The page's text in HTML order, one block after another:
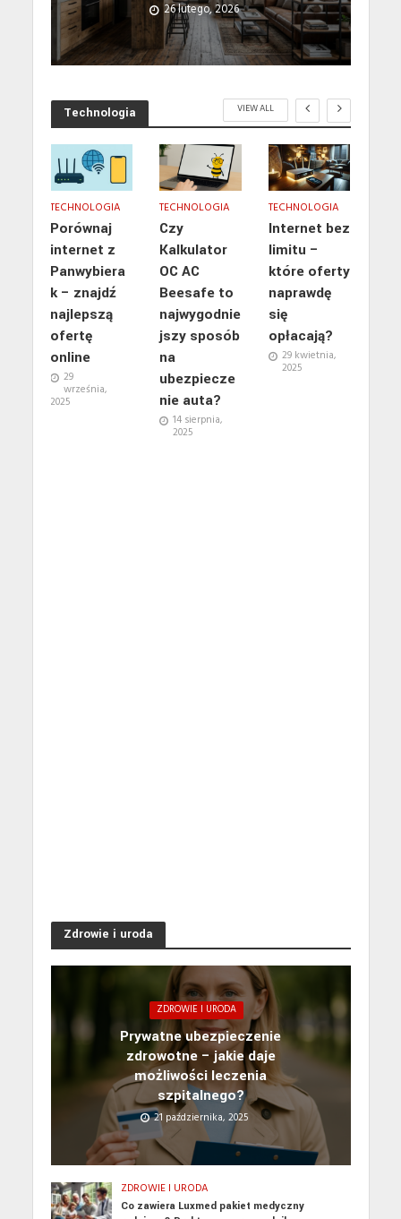
26 lutego, 2026
Technologia VIEW ALL
TECHNOLOGIA
Porównaj
internet z
Panwybiera
k – znajdź
najlepszą
ofertę
online
29
września,
2025
TECHNOLOGIA
Czy
Kalkulator
OC AC
Beesafe to
najwygodnie
jszy sposób
na
ubezpiecze
nie auta?
14 sierpnia,
2025
TECHNOLOGIA
Internet bez
limitu –
które oferty
naprawdę
się
opłacają?
29 kwietnia,
2025
Zdrowie i uroda
ZDROWIE I URODA
Prywatne ubezpieczenie
zdrowotne – jakie daje
możliwości leczenia
szpitalnego?
21 października, 2025
ZDROWIE I URODA
Co zawiera Luxmed pakiet medyczny